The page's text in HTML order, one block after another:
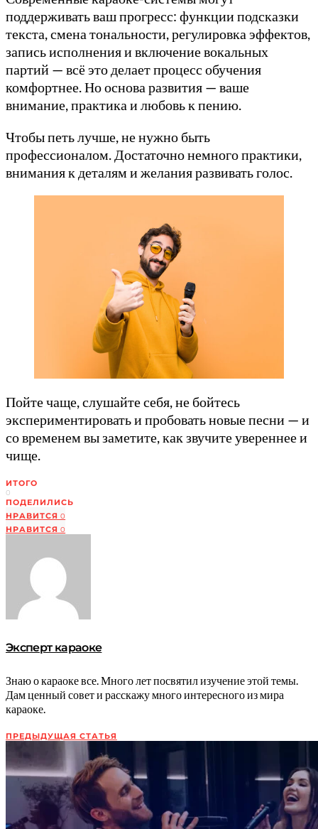
поддерживать ваш прогресс: функции подсказки
текста, смена тональности, регулировка эффектов,
запись исполнения и включение вокальных
партий — всё это делает процесс обучения
комфортнее. Но основа развития — ваше
внимание, практика и любовь к пению.
Чтобы петь лучше, не нужно быть
профессионалом. Достаточно немного практики,
внимания к деталям и желания развивать голос.
Пойте чаще, слушайте себя, не бойтесь
экспериментировать и пробовать новые песни — и
со временем вы заметите, как звучите увереннее и
чище.
ИТОГО
0
ПОДЕЛИЛИСЬ
НРАВИТСЯ 0
НРАВИТСЯ 0
Эксперт караоке
Знаю о караоке все. Много лет посвятил изучение этой темы.
Дам ценный совет и расскажу много интересного из мира
караоке.
ПРЕДЫДУЩАЯ СТАТЬЯ